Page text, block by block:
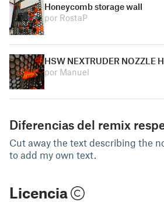
Honeycomb storage wall
por RostaP
HSW NEXTRUDER NOZZLE
por Manuel
Diferencias del remix
Cut away the text describing the
to add my own text.
Licencia